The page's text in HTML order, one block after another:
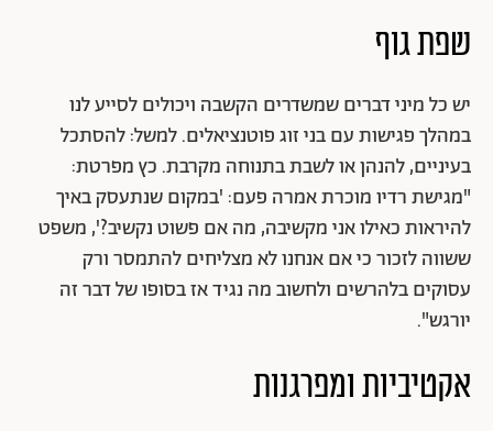
שפת גוף
יש כל מיני דברים שמשדרים הקשבה ויכולים לסייע לנו
במהלך פגישות עם בני זוג פוטנציאלים. למשל: להסתכל
בעיניים, להנהן או לשבת בתנוחה מקרבת. כץ מפרטת:
"מגישת רדיו מוכרת אמרה פעם: 'במקום שנתעסק באיך
להיראות כאילו אני מקשיבה, מה אם פשוט נקשיב?', משפט
ששווה לזכור כי אם אנחנו לא מצליחים להתמסר ורק
עסוקים בלהרשים ולחשוב מה נגיד אז בסופו של דבר זה
יורגש".
אקטיביות ומפרגנות